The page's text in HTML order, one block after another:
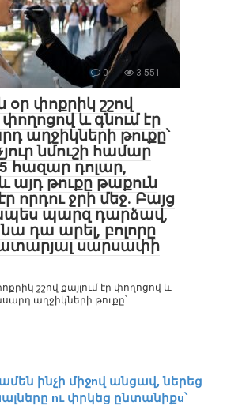
0 3 551
օր փոքրիկ շշով
փողոցով և գնում էր
աղջիկների թուքը՝
նմուշի համար
հազար դոլար,
այդ թուքը թաքուն
որդու ջրի մեջ. Բայց
պարզ դարձավ,
նա դա արել, բոլորը
սարսափի
շշով քայլում էր փողոցով և
աղջիկների թուքը՝
ինչի միջnվ անցավ, ներեց
nւ փրկեց ընտանիքu՝